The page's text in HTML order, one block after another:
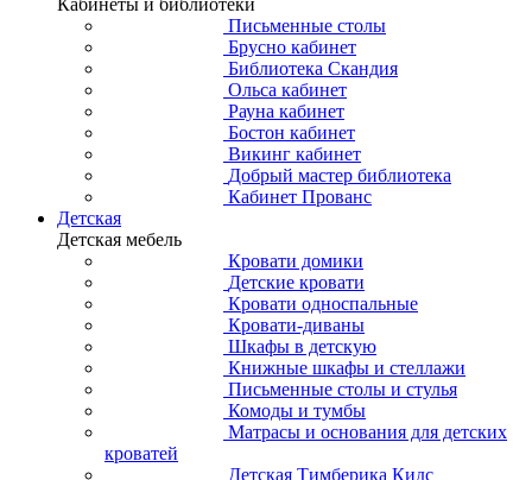
Письменные столы
Брусно кабинет
Библиотека Скандия
Ольса кабинет
Рауна кабинет
Бостон кабинет
Викинг кабинет
Добрый мастер библиотека
Кабинет Прованс
Детская
Детская мебель
Кровати домики
Детские кровати
Кровати односпальные
Кровати-диваны
Шкафы в детскую
Книжные шкафы и стеллажи
Письменные столы и стулья
Комоды и тумбы
Матрасы и основания для детских
кроватей
Детская Тимберика Кидс